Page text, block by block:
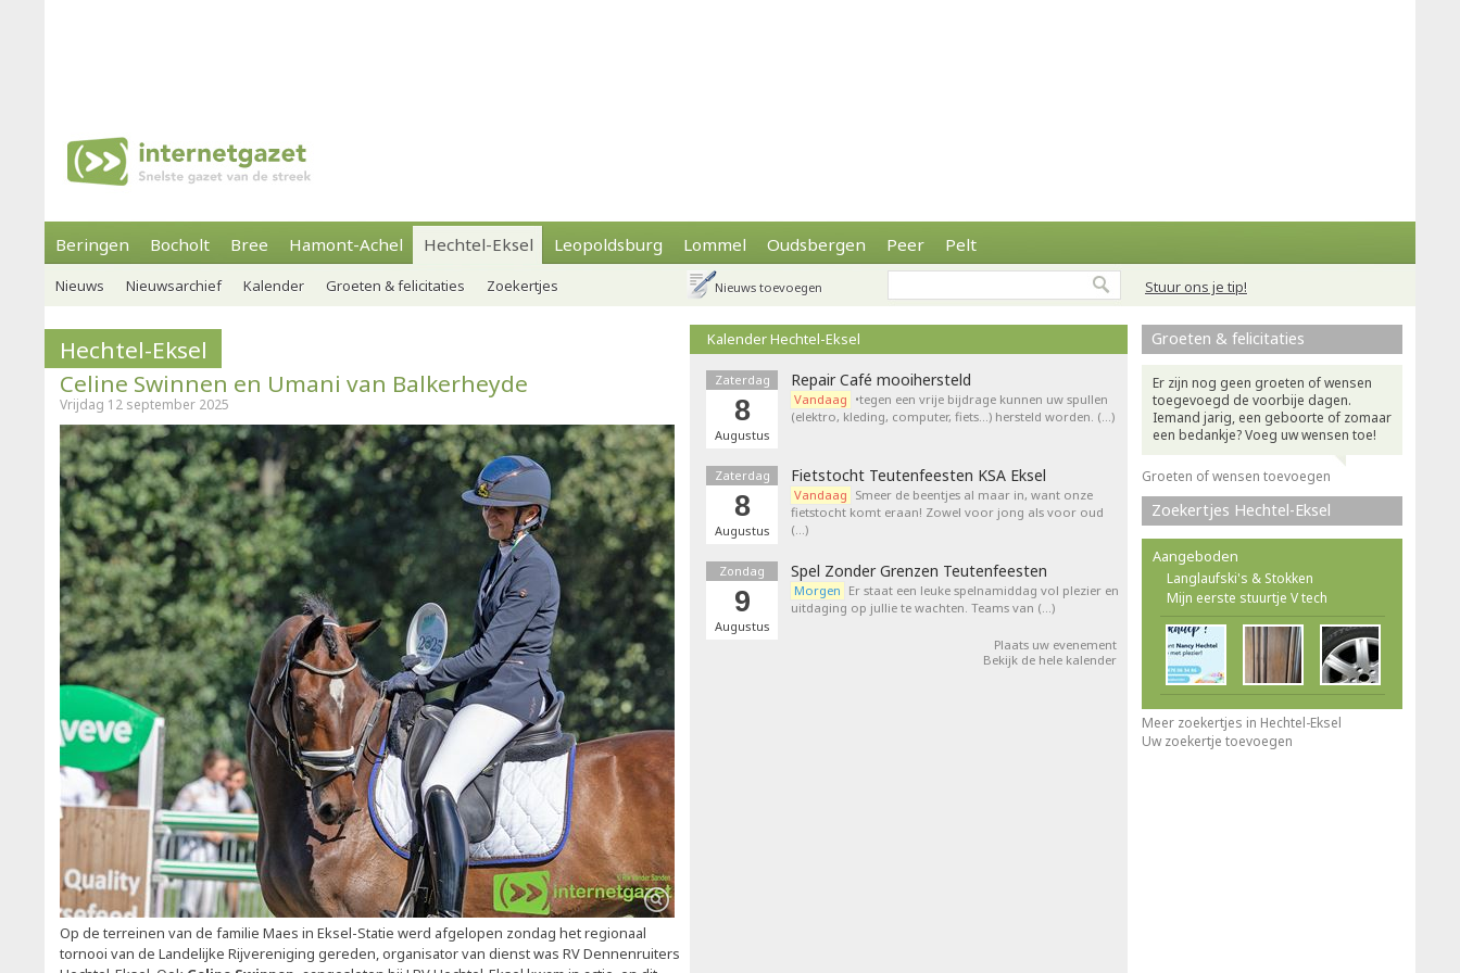
Beringen Bocholt Bree Hamont-Achel Hechtel-Eksel Leopoldsburg Lommel Oudsbergen Peer Pelt
Stuur ons je tip!
Nieuws Nieuwsarchief Kalender Groeten & felicitaties Zoekertjes Nieuws toevoegen
Hechtel-Eksel
Celine Swinnen en Umani van Balkerheyde
Vrijdag 12 september 2025
Op de terreinen van de familie Maes in Eksel-Statie werd afgelopen zondag het regionaal
tornooi van de Landelijke Rijvereniging gereden, organisator van dienst was RV Dennenruiters
Kalender Hechtel-Eksel
Zaterdag
8
Augustus
Repair Café mooihersteld
Vandaag •tegen een vrije bijdrage kunnen uw spullen
(elektro, kleding, computer, fiets…) hersteld worden. (…)
Zaterdag
8
Augustus
Fietstocht Teutenfeesten KSA Eksel
Vandaag Smeer de beentjes al maar in, want onze
fietstocht komt eraan! Zowel voor jong als voor oud
(…)
Zondag
9
Augustus
Spel Zonder Grenzen Teutenfeesten
Morgen Er staat een leuke spelnamiddag vol plezier en
uitdaging op jullie te wachten. Teams van (…)
Plaats uw evenement
Bekijk de hele kalender
Groeten & felicitaties
Er zijn nog geen groeten of wensen
toegevoegd de voorbije dagen.
Iemand jarig, een geboorte of zomaar
een bedankje? Voeg uw wensen toe!
Groeten of wensen toevoegen
Zoekertjes Hechtel-Eksel
Aangeboden
Langlaufski's & Stokken
Mijn eerste stuurtje V tech
Meer zoekertjes in Hechtel-Eksel
Uw zoekertje toevoegen